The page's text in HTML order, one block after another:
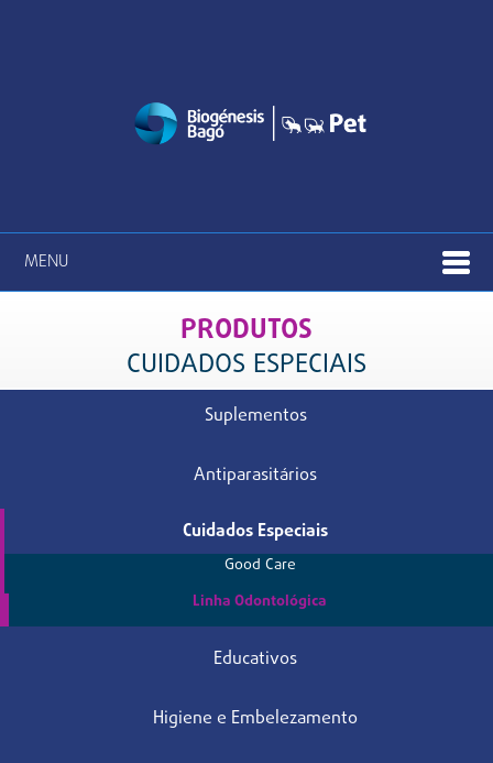
MENU
PRODUTOS
CUIDADOS ESPECIAIS
Suplementos
Antiparasitários
Cuidados Especiais
Good Care
Linha Odontológica
Educativos
Higiene e Embelezamento